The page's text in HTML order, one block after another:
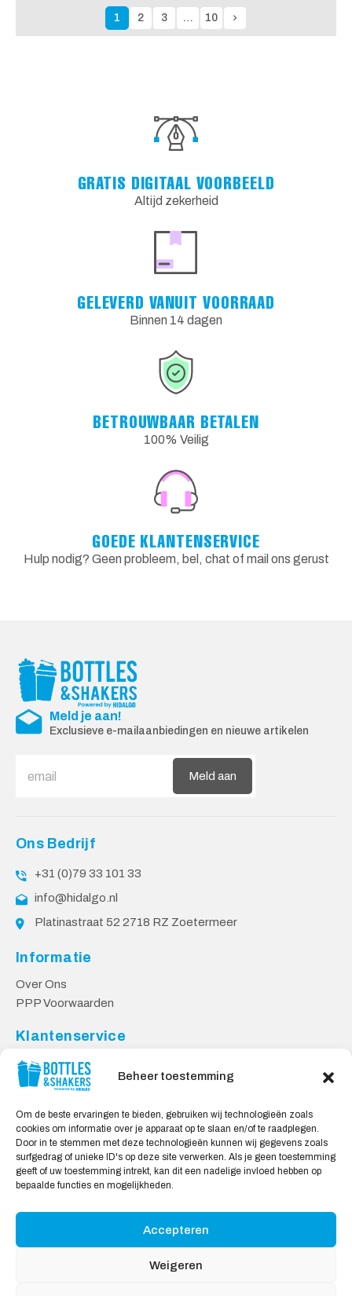
Beheer toestemming
Om de beste ervaringen te bieden, gebruiken wij technologieën zoals
cookies om informatie over je apparaat op te slaan en/of te raadplegen.
Door in te stemmen met deze technologieën kunnen wij gegevens zoals
surfgedrag of unieke ID's op deze site verwerken. Als je geen toestemming
geeft of uw toestemming intrekt, kan dit een nadelige invloed hebben op
bepaalde functies en mogelijkheden.
Accepteren
Weigeren
1 2 3 … 10
GRATIS DIGITAAL VOORBEELD
Altijd zekerheid
GELEVERD VANUIT VOORRAAD
Binnen 14 dagen
BETROUWBAAR BETALEN
100% Veilig
GOEDE KLANTENSERVICE
Hulp nodig? Geen probleem, bel, chat of mail ons gerust
Meld je aan!
Exclusieve e-mailaanbiedingen en nieuwe artikelen
Meld aan
Ons Bedrijf
+31 (0)79 33 101 33
info@hidalgo.nl
Platinastraat 52 2718 RZ Zoetermeer
Informatie
Over Ons
PPP Voorwaarden
Klantenservice
Contact
Levering & Retourneren
Veilig Shoppen
My account
Winkelwagen